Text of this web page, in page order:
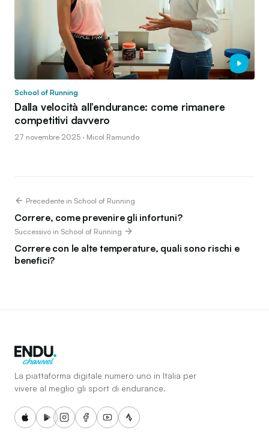
School of Running
Dalla velocità all’endurance: come rimanere
competitivi davvero
27 novembre 2025 · Micol Ramundo
Precedente in School of Running
Correre, come prevenire gli infortuni?
Successivo in School of Running
Correre con le alte temperature, quali sono rischi e
benefici?
La piattaforma digitale numero uno in Italia per
vivere al meglio gli sport di endurance.